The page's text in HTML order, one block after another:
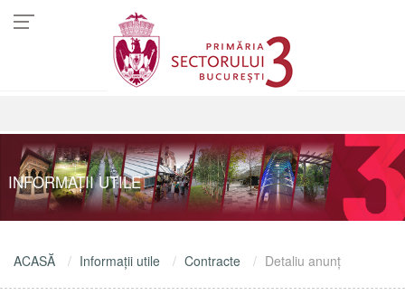
INFORMAŢII UTILE
ACASĂ Informaţii utile Contracte Detaliu anunţ